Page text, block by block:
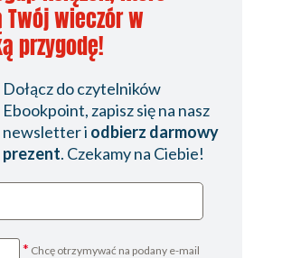
Twój wieczór w
przygodę!
Dołącz do czytelników
Ebookpoint, zapisz się na nasz
newsletter i odbierz darmowy
prezent. Czekamy na Ciebie!
* Chcę otrzymywać na podany e-mail